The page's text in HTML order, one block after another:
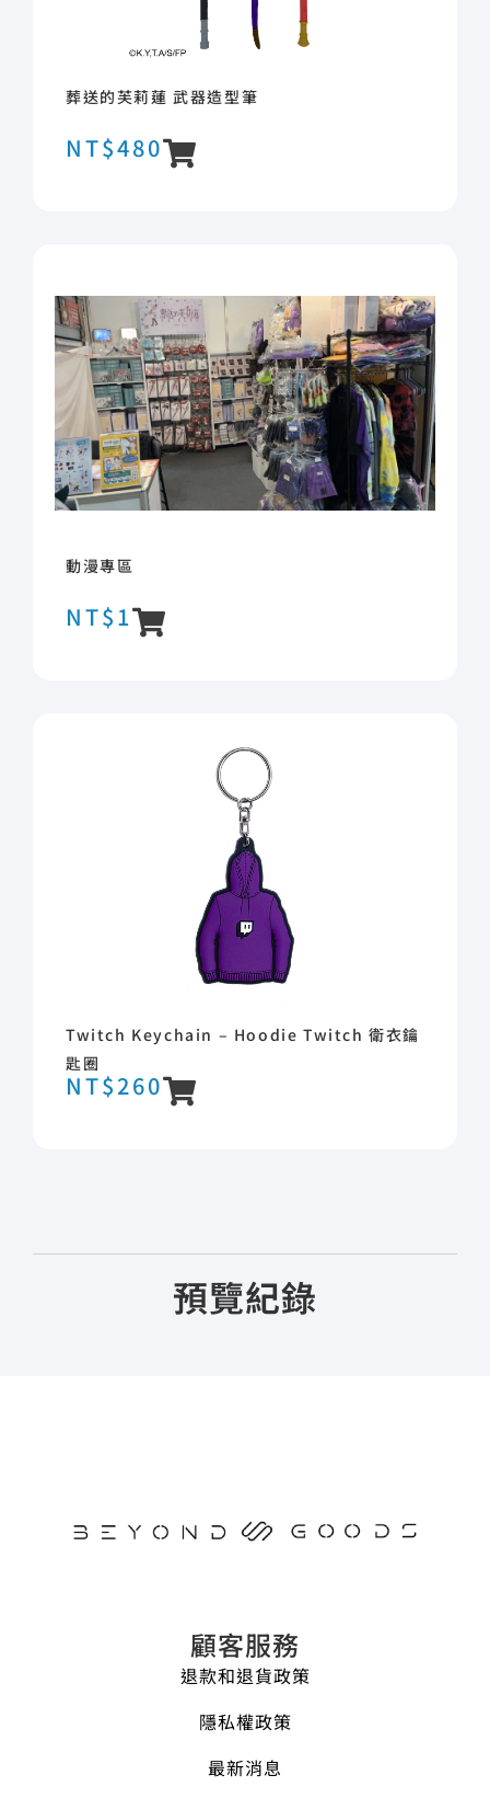
葬送的芙莉蓮 武器造型筆
NT$480
動漫專區
NT$1
Twitch Keychain – Hoodie Twitch 衛衣鑰
匙圈
NT$260
預覽紀錄
顧客服務
退款和退貨政策
隱私權政策
最新消息